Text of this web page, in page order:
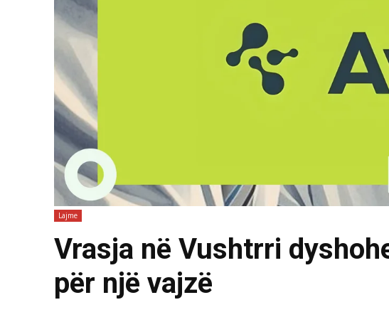
Lajme
Vrasja në Vushtrri
për një vajzë